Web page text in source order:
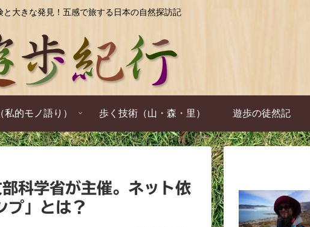
と大きな発見！五感で旅する日本の自然探訪記
的モノ語り） 歩く技術（山・森・里） 遊歩の徒然記
科学省が主催。ネット依
プ」とは？